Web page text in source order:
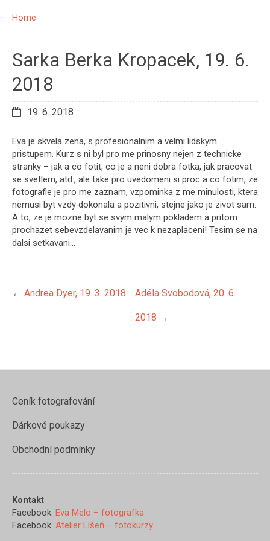
Home
Sarka Berka Kropacek, 19. 6.
2018
19. 6. 2018
Eva je skvela zena, s profesionalnim a velmi lidskym
pristupem. Kurz s ni byl pro me prinosny nejen z technicke
stranky – jak a co fotit, co je a neni dobra fotka, jak pracovat
se svetlem, atd., ale take pro uvedomeni si proc a co fotim, ze
fotografie je pro me zaznam, vzpominka z me minulosti, ktera
nemusi byt vzdy dokonala a pozitivni, stejne jako je zivot sam.
A to, ze je mozne byt se svym malym pokladem a pritom
prochazet sebevzdelavanim je vec k nezaplaceni! Tesim se na
dalsi setkavani…
Adéla Svobodová, 20. 6.
2018 →
← Andrea Dyer, 19. 3. 2018
Ceník fotografování
Dárkové poukazy
Obchodní podmínky
Kontakt
Facebook: Eva Melo – fotografka
Facebook: Atelier Líšeň – fotokurzyhttps://www.evamelo.cz/